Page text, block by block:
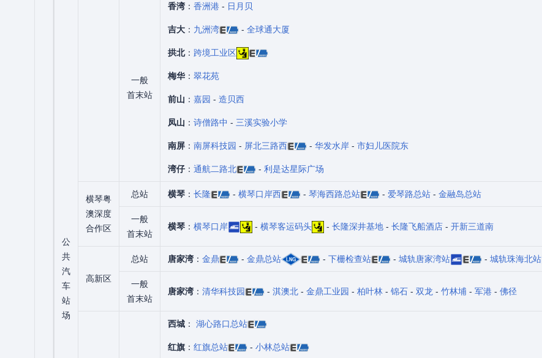
公
共
汽
车
站
场
一般
首末站
香湾 ： 香洲港 - 日月贝
吉大 ： 九洲湾 - 全球通大厦
拱北： 跨境工业区
梅华： 翠花苑
前山 ： 嘉园 - 造贝西
凤山 ： 诗僧路中 - 三溪实验小学
南屏 ： 南屏科技园 - 屏北三路西 - 华发水岸 - 市妇儿医院东
湾仔 ： 通航二路北 - 利是达星际广场
横琴粤
澳深度
合作区
总站 横琴 ： 长隆 - 横琴口岸西 - 琴海西路总站 - 爱琴路总站 - 金融岛总站
一般
首末站
横琴 ： 横琴口岸 - 横琴客运码头 - 长隆深井基地 - 长隆飞船酒店 - 开新三道南
高新区
总站 唐家湾 ： 金鼎 - 金鼎总站 - 下栅检查站 - 城轨唐家湾站 - 城轨珠海北站
一般
首末站
唐家湾 ： 清华科技园 - 淇澳北 - 金鼎工业园 - 柏叶林 - 锦石 - 双龙 - 竹林埔 - 军港 - 佛径
西城 ： 湖心路口总站
红旗 ： 红旗总站 - 小林总站